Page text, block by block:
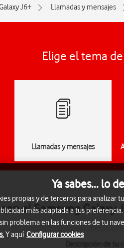
J6+ Llamadas y mensajes
Elige el tema
Llamadas y mensajes
el Samsung Galaxy
Ya sabes... lo
propias y de terceros para analizar
más adaptada a tus
problema en las funciones de tu
Y aquí Configurar cookies